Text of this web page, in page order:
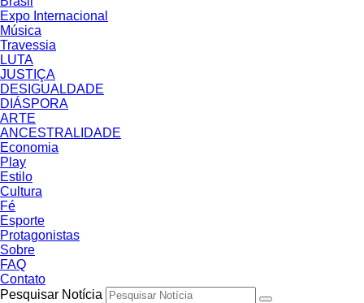
Expo Internacional
Música
Travessia
LUTA
JUSTIÇA
DESIGUALDADE
DIÁSPORA
ARTE
ANCESTRALIDADE
Economia
Play
Estilo
Cultura
Fé
Esporte
Protagonistas
Sobre
FAQ
Contato
Pesquisar Notícia